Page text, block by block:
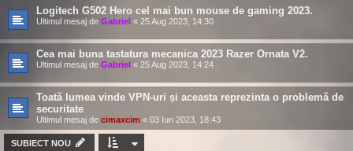
Logitech G502 Hero cel mai bun mouse de gaming 2023.
Ultimul mesaj de Gabriel « 25 Aug 2023, 14:30
Cea mai buna tastatura mecanica 2023 Razer Ornata V2.
Ultimul mesaj de Gabriel « 25 Aug 2023, 14:24
Toată lumea vinde VPN-uri și aceasta reprezinta o problemă de
securitate
Ultimul mesaj de cimaxcim « 03 Iun 2023, 18:43
SUBIECT NOU